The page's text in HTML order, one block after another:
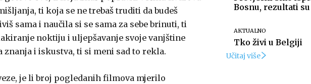
ti koja se ne trebaš truditi da budeš
sama i naučila si se sama za sebe brinuti, ti
noktiju i uljepšavanje svoje vanjštine
znanja i iskustva, ti si meni sad to rekla.
je li broj pogledanih filmova mjerilo
Bosnu, rezultati
AKTUALNO
Tko živi u Belgiji
Učitaj više